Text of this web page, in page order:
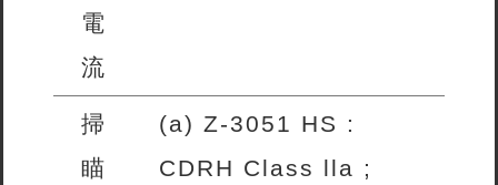
電
流
掃
瞄
(a) Z-3051 HS :
CDRH Class lla ;